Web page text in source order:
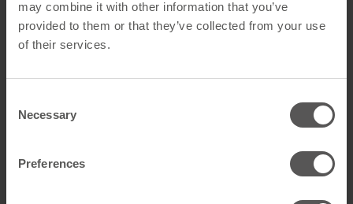
may combine it with other information that you’ve
provided to them or that they’ve collected from your use
of their services.
Selection
Necessary
Preferences